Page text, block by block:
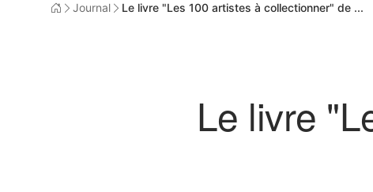
Journal Le livre "Les 100 artistes à collectionner" de ...
Le livre